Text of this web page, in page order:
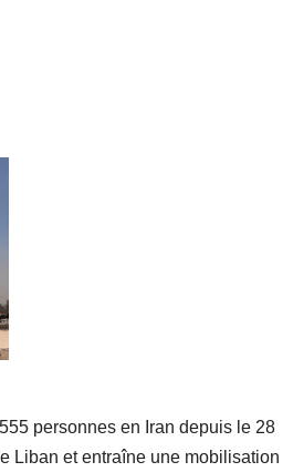
personnes en Iran depuis le 28
Liban et entraîne une mobilisation